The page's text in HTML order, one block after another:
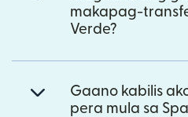
makapag-
Verde?
Gaano kabilis
pera mula sa